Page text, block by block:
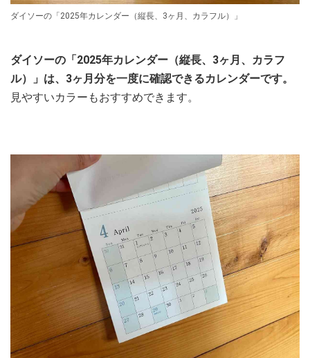
ダイソーの「2025年カレンダー（縦長、3ヶ月、カラフル）」
ダイソーの「2025年カレンダー（縦長、3ヶ月、カラフ
ル）」は、3ヶ月分を一度に確認できるカレンダーです。
見やすいカラーもおすすめできます。